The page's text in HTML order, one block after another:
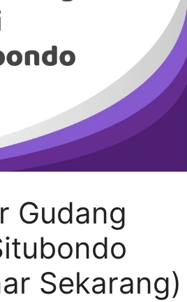
Gudang
Sekarang)